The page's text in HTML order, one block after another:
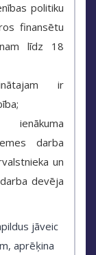
politiku
finansētu
līdz 18
ir
ienākuma
darba
un
devēja
jāveic
aprēķina